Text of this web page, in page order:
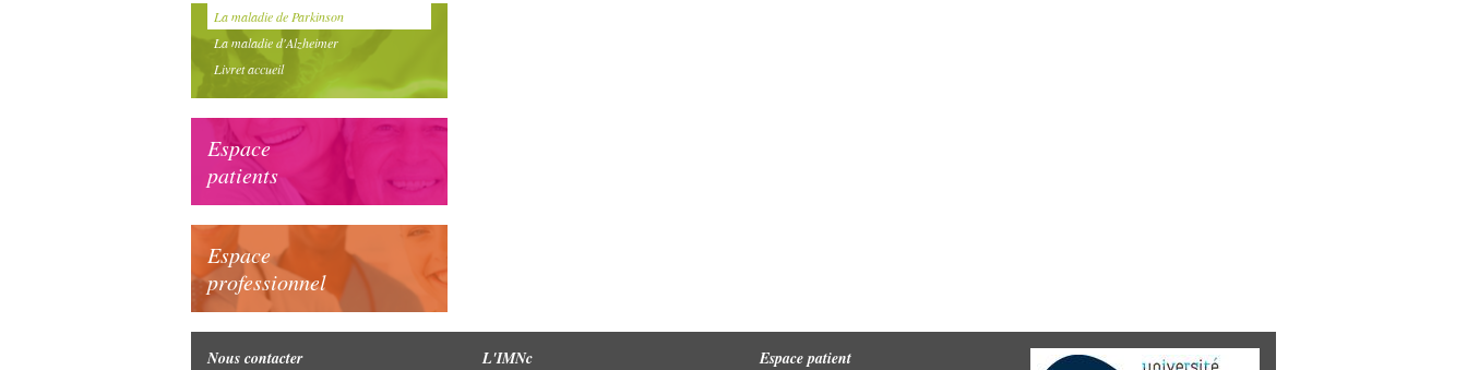
La maladie de Parkinson
La maladie d'Alzheimer
Livret accueil
Espace
patients
Espace
professionnel
Nous contacter L'IMNc Espace patient